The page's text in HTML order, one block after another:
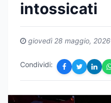
intossicati
giovedì 28 maggio, 2026
Condividi: